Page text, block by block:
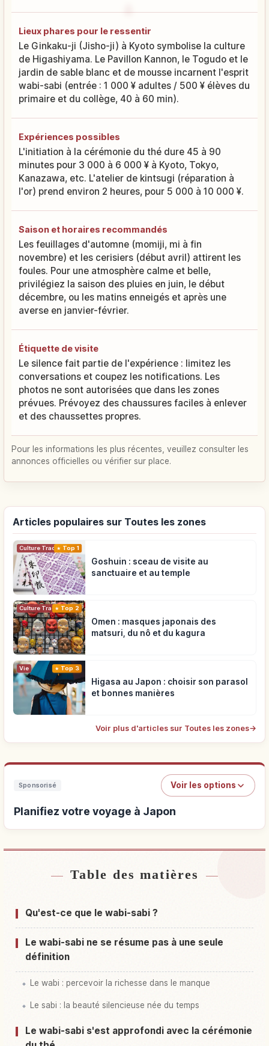
Lieux phares pour le ressentir
Le Ginkaku-ji (Jisho-ji) à Kyoto symbolise la culture
de Higashiyama. Le Pavillon Kannon, le Togudo et le
jardin de sable blanc et de mousse incarnent l'esprit
wabi-sabi (entrée : 1 000 ¥ adultes / 500 ¥ élèves du
primaire et du collège, 40 à 60 min).
Expériences possibles
L'initiation à la cérémonie du thé dure 45 à 90
minutes pour 3 000 à 6 000 ¥ à Kyoto, Tokyo,
Kanazawa, etc. L'atelier de kintsugi (réparation à
l'or) prend environ 2 heures, pour 5 000 à 10 000 ¥.
Saison et horaires recommandés
Les feuillages d'automne (momiji, mi à fin
novembre) et les cerisiers (début avril) attirent les
foules. Pour une atmosphère calme et belle,
privilégiez la saison des pluies en juin, le début
décembre, ou les matins enneigés et après une
averse en janvier-février.
Étiquette de visite
Le silence fait partie de l'expérience : limitez les
conversations et coupez les notifications. Les
photos ne sont autorisées que dans les zones
prévues. Prévoyez des chaussures faciles à enlever
et des chaussettes propres.
Pour les informations les plus récentes, veuillez consulter les
annonces officielles ou vérifier sur place.
Articles populaires sur Toutes les zones
Culture Traditionnelle
Top 1
Goshuin : sceau de visite au
sanctuaire et au temple
Culture Traditionnelle
Top 2
Omen : masques japonais des
matsuri, du nô et du kagura
Vie Top 3
Higasa au Japon : choisir son parasol
et bonnes manières
Voir plus d'articles sur Toutes les zones→
Sponsorisé Voir les options
Planifiez votre voyage à Japon
Hébergements près de Japon
Activités à Japon
Table des matières
Qu'est-ce que le wabi-sabi ?
Le wabi-sabi ne se résume pas à une seule
définition
Le wabi : percevoir la richesse dans le manque
Le sabi : la beauté silencieuse née du temps
Le wabi-sabi s'est approfondi avec la cérémonie